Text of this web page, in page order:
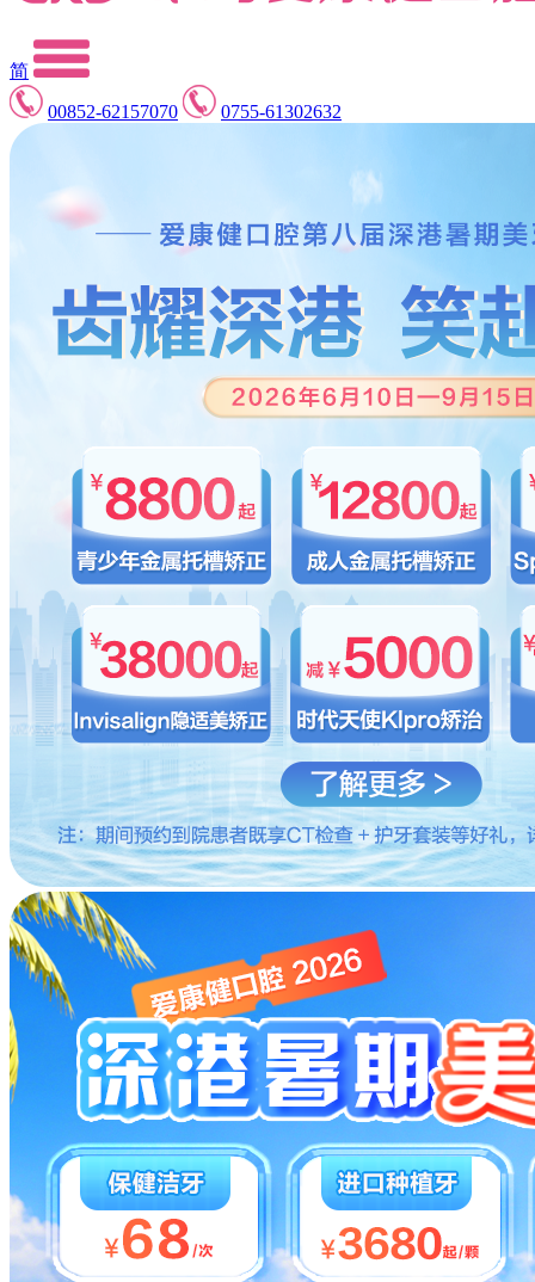
简
00852-62157070
0755-61302632